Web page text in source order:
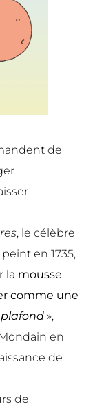
de
, le célèbre
en 1735,
la mousse
comme une
plafond »,
en
de
de